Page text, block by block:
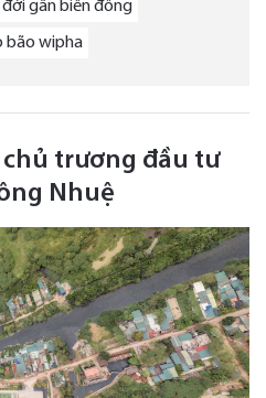
gần biển đông
bão wipha
trương đầu tư
Nhuệ